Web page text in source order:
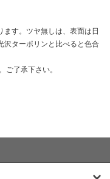
ます。ツヤ無しは、表面は日
沢ターポリンと比べると色合
了承下さい。